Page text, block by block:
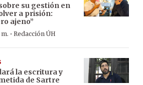
su gestión en
a prisión:
ajeno”
· Redacción ÚH
la escritura y
de Sartre